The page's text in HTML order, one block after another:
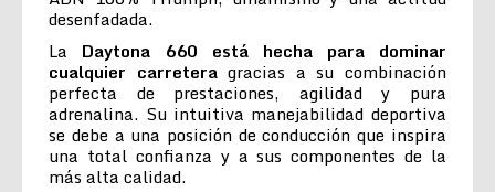
desenfadada.
La Daytona 660 está hecha para dominar
cualquier carreteragracias a su combinación
perfecta de prestaciones, agilidad y pura
adrenalina. Su intuitiva manejabilidad deportiva
se debe a una posición de conducción que inspira
una total confianza y a sus componentes de la
más alta calidad.